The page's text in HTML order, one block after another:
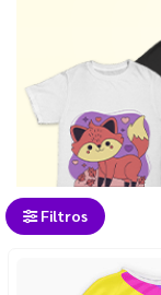
Filtros